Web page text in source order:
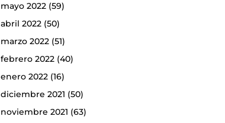
mayo 2022(59)
abril 2022(50)
marzo 2022(51)
febrero 2022(40)
enero 2022(16)
diciembre 2021 (50)
noviembre 2021 (63)